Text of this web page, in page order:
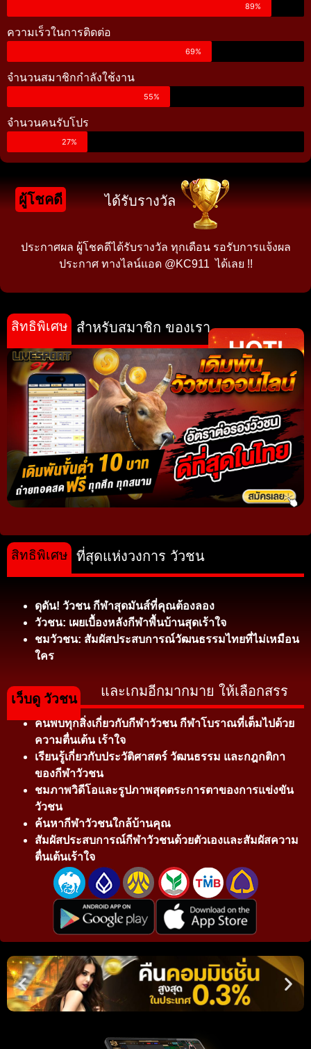
89%
ความเร็วในการติดต่อ
69%
จำนวนสมาชิกกำลังใช้งาน
55%
จำนวนคนรับโปร
27%
ผู้โชคดี ได้รับรางวัล
ประกาศผล ผู้โชคดีได้รับรางวัล ทุกเดือน รอรับการแจ้งผล
ประกาศ ทางไลน์แอด @KC911 ได้เลย !!
สำหรับสมาชิก ของเรา
สิทธิพิเศษ
ที่สุดแห่งวงการ วัวชน
ดุดัน! วัวชน กีฬาสุดมันส์ที่คุณต้องลอง
วัวชน: เผยเบื้องหลังกีฬาพื้นบ้านสุดเร้าใจ
ชมวัวชน: สัมผัสประสบการณ์วัฒนธรรมไทยที่ไม่เหมือน
ใคร
สิทธิพิเศษ
และเกมอีกมากมาย ให้เลือกสรร
ค้นพบทุกสิ่งเกี่ยวกับกีฬาวัวชน กีฬาโบราณที่เต็มไปด้วย
ความตื่นเต้น เร้าใจ
เรียนรู้เกี่ยวกับประวัติศาสตร์ วัฒนธรรม และกฎกติกา
ของกีฬาวัวชน
ชมภาพวิดีโอและรูปภาพสุดตระการตาของการแข่งขัน
วัวชน
ค้นหากีฬาวัวชนใกล้บ้านคุณ
สัมผัสประสบการณ์กีฬาวัวชนด้วยตัวเองและสัมผัสความ
ตื่นเต้นเร้าใจ
เว็บดู วัวชน